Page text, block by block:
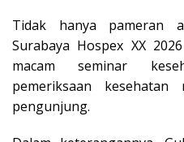
Tidak hanya pameran
Surabaya Hospex XX
macam seminar
pemeriksaan
pengunjung.